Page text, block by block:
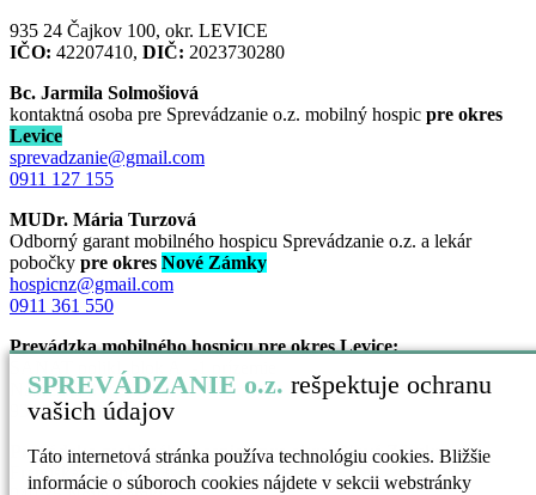
SPREVÁDZANIE o.z. rešpektuje ochranu
vašich údajov
Táto internetová stránka používa technológiu cookies. Bližšie
informácie o súboroch cookies nájdete v sekcii webstránky
935 24 Čajkov 100, okr. LEVICE
IČO: 42207410, DIČ: 2023730280
Bc. Jarmila Solmošiová
kontaktná osoba pre Sprevádzanie o.z. mobilný hospic pre okres
Levice
sprevadzanie@gmail.com
0911 127 155
MUDr. Mária Turzová
Odborný garant mobilného hospicu Sprevádzanie o.z. a lekár
pobočky pre okres Nové Zámky
hospicnz@gmail.com
0911 361 550
Prevádzka mobilného hospicu pre okres Levice:
SANAT polikl. blok A -1 prízemie
Nábrežná 3
934 05 Levice
Prevádzka mobilného hospicu pre okres Nové Zámky:
Františkánske nám. 3